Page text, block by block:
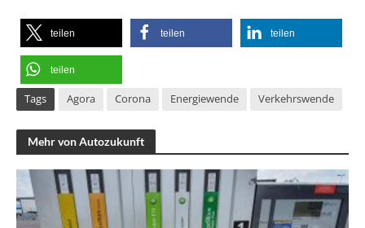
teilen teilen teilen
teilen
Tags Agora Corona Energiewende Verkehrswende
Mehr von Autozukunft